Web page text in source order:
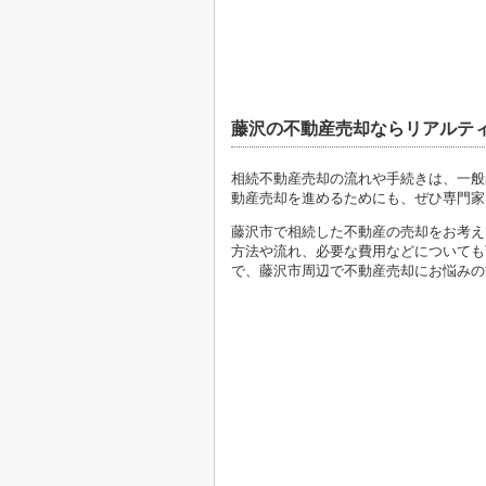
藤沢の不動産売却ならリアルテ
相続不動産売却の流れや手続きは、一
動産売却を進めるためにも、ぜひ専門
藤沢市で相続した不動産の売却をお考
方法や流れ、必要な費用などについて
で、藤沢市周辺で不動産売却にお悩み